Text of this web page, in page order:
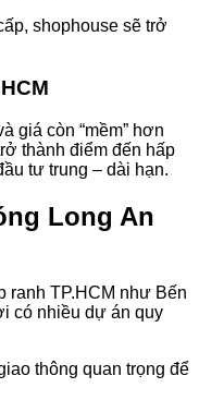
shophouse sẽ trở
giá còn “mềm” hơn
thành điểm đến hấp
tư trung – dài hạn.
Long An
ranh TP.HCM như Bến
có nhiều dự án quy
thông quan trọng để